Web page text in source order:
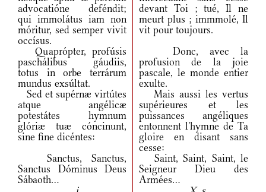
advocatióne deféndit;
qui immolátus iam non
móritur, sed semper vivit
occísus.
devant Toi ; tué, Il ne
meurt plus ; immmolé, Il
vit pour toujours.
Quaprópter, profúsis
paschálibus gáudiis,
totus in orbe terrárum
mundus exsúltat.
Donc, avec la
profusion de la joie
pascale, le monde entier
exulte.
Sed et supérnæ virtútes
atque angélicæ
potestátes hymnum
glóriæ tuæ cóncinunt,
sine fine dicéntes:
Mais aussi les vertus
supérieures et les
puissances angéliques
entonnent l'hymne de Ta
gloire en disant sans
cesse:
Sanctus, Sanctus,
Sanctus Dóminus Deus
Sábaoth...
Saint, Saint, Saint, le
Seigneur Dieu des
Armées...